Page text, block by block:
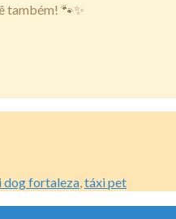
também! 🐾✨
dog fortaleza táxi pet